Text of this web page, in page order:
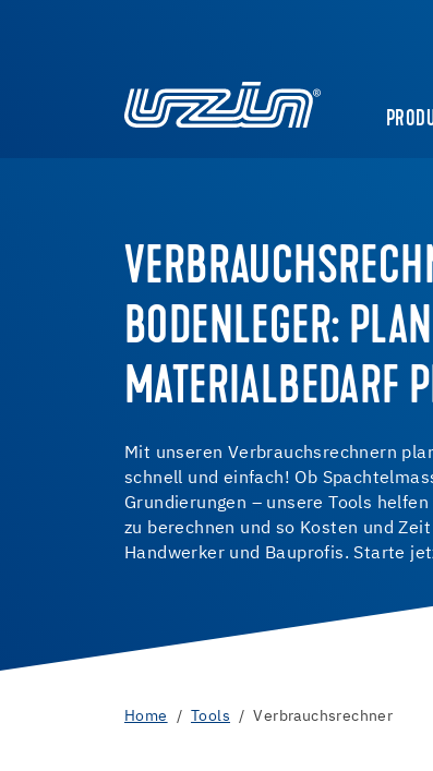
BODENLEGER:
MATERIALBEDARF
Mit unseren Verbrauchsrechnern
schnell und einfach! Ob
Grundierungen – unsere Tools
zu berechnen und so Kosten und
Handwerker und Bauprofis. Starte
Home Tools Verbrauchsrechner